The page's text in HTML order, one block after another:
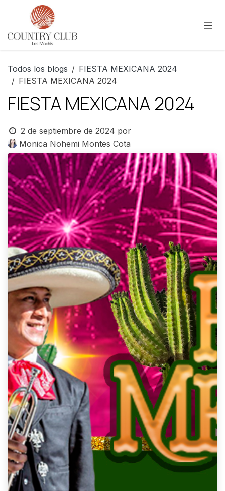
Ir al contenido
Todos los blogs
FIESTA MEXICANA 2024
FIESTA MEXICANA 2024
FIESTA MEXICANA 2024
2 de septiembre de 2024 por
Monica Nohemi Montes Cota